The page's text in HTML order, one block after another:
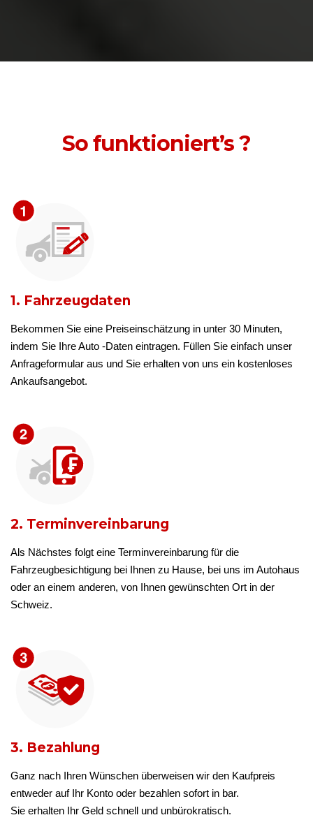
So funktioniert’s ?
1. Fahrzeugdaten
Bekommen Sie eine Preiseinschätzung in unter 30 Minuten,
indem Sie Ihre Auto -Daten eintragen. Füllen Sie einfach unser
Anfrageformular aus und Sie erhalten von uns ein kostenloses
Ankaufsangebot.
2. Terminvereinbarung
Als Nächstes folgt eine Terminvereinbarung für die
Fahrzeugbesichtigung bei Ihnen zu Hause, bei uns im Autohaus
oder an einem anderen, von Ihnen gewünschten Ort in der
Schweiz.
3. Bezahlung
Ganz nach Ihren Wünschen überweisen wir den Kaufpreis
entweder auf Ihr Konto oder bezahlen sofort in bar.
Sie erhalten Ihr Geld schnell und unbürokratisch.